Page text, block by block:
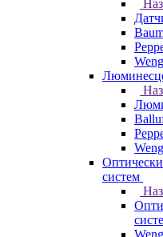
систем